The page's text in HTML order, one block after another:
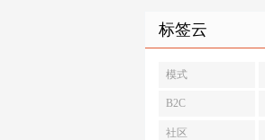
标签云
模式
B2C
社区